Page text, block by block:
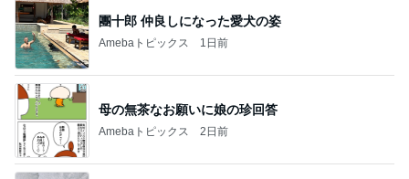
團十郎 仲良しになった愛犬の姿
Amebaトピックス 1日前
母の無茶なお願いに娘の珍回答
Amebaトピックス 2日前